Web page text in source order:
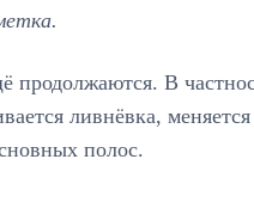
продолжаются. В
ливнёвка,
полос.